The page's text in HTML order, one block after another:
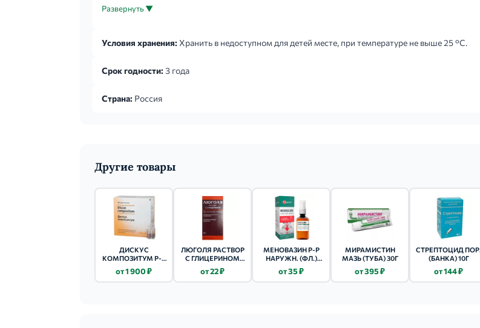
Удалить колпачок с флакона. Извлечь прилагаемую гинекологическую насадку из защитной...
Развернуть ▼
Условия хранения: Хранить в недоступном для детей месте, при температуре не выше 25 °С.
Срок годности: 3 года
Страна: Россия
Другие товары
ДИСКУС
КОМПОЗИТУМ Р-Р
5 ШТ.
от 1 900 ₽
ЛЮГОЛЯ РАСТВОР
С ГЛИЦЕРИНОМ
от 22 ₽
МЕНОВАЗИН Р-Р
НАРУЖН. (ФЛ.)
от 35 ₽
МИРАМИСТИН
МАЗЬ (ТУБА) 30Г
от 395 ₽
СТРЕПТОЦИД ПОР.
(БАНКА) 10Г
от 144 ₽